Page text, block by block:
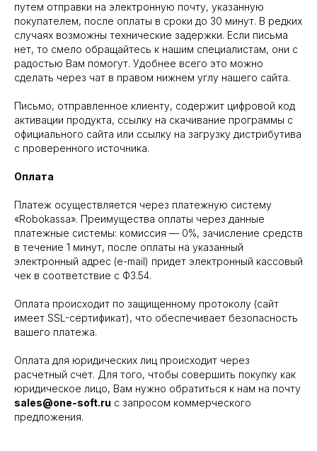
путем отправки на электронную почту, указанную
покупателем, после оплаты в сроки до 30 минут. В редких
случаях возможны технические задержки. Если письма
нет, то смело обращайтесь к нашим специалистам, они с
радостью Вам помогут. Удобнее всего это можно
сделать через чат в правом нижнем углу нашего сайта.
Письмо, отправленное клиенту, содержит цифровой код
активации продукта, ссылку на скачивание программы с
официального сайта или ссылку на загрузку дистрибутива
с проверенного источника.
Оплата
Платеж осуществляется через платежную систему
«Robokassa». Преимущества оплаты через данные
платежные системы: комиссия — 0%, зачисление средств
в течение 1 минут, после оплаты на указанный
электронный адрес (e-mail) придет электронный кассовый
чек в соответствие с ФЗ.54.
Оплата происходит по защищенному протоколу (сайт
имеет SSL-сертификат), что обеспечивает безопасность
вашего платежа.
Оплата для юридических лиц происходит через
расчетный счет. Для того, чтобы совершить покупку как
юридическое лицо, Вам нужно обратиться к нам на почту
sales@one-soft.ru с запросом коммерческого
предложения.